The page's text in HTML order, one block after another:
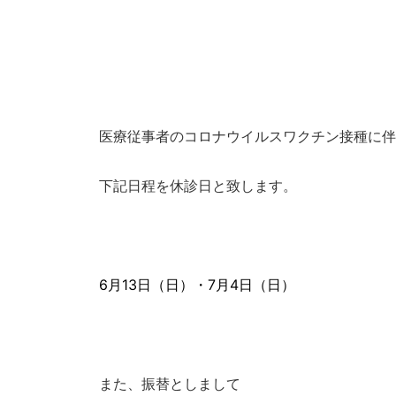
医療従事者のコロナウイルスワクチン接種に
下記日程を休診日と致します。
6月13日（日）・7月4日（日）
また、振替としまして